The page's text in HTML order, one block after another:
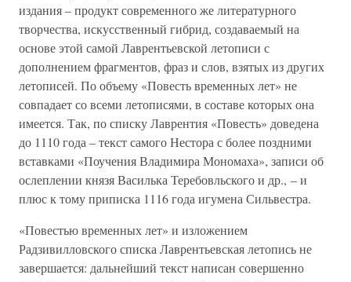
издания – продукт современного же литературного
творчества, искусственный гибрид, создаваемый на
основе этой самой Лаврентьевской летописи с
дополнением фрагментов, фраз и слов, взятых из других
летописей. По объему «Повесть временных лет» не
совпадает со всеми летописями, в составе которых она
имеется. Так, по списку Лаврентия «Повесть» доведена
до 1110 года – текст самого Нестора с более поздними
вставками «Поучения Владимира Мономаха», записи об
ослеплении князя Василька Теребовльского и др., – и
плюс к тому приписка 1116 года игумена Сильвестра.
«Повестью временных лет» и изложением
Радзивилловского списка Лаврентьевская летопись не
завершается: дальнейший текст написан совершенно